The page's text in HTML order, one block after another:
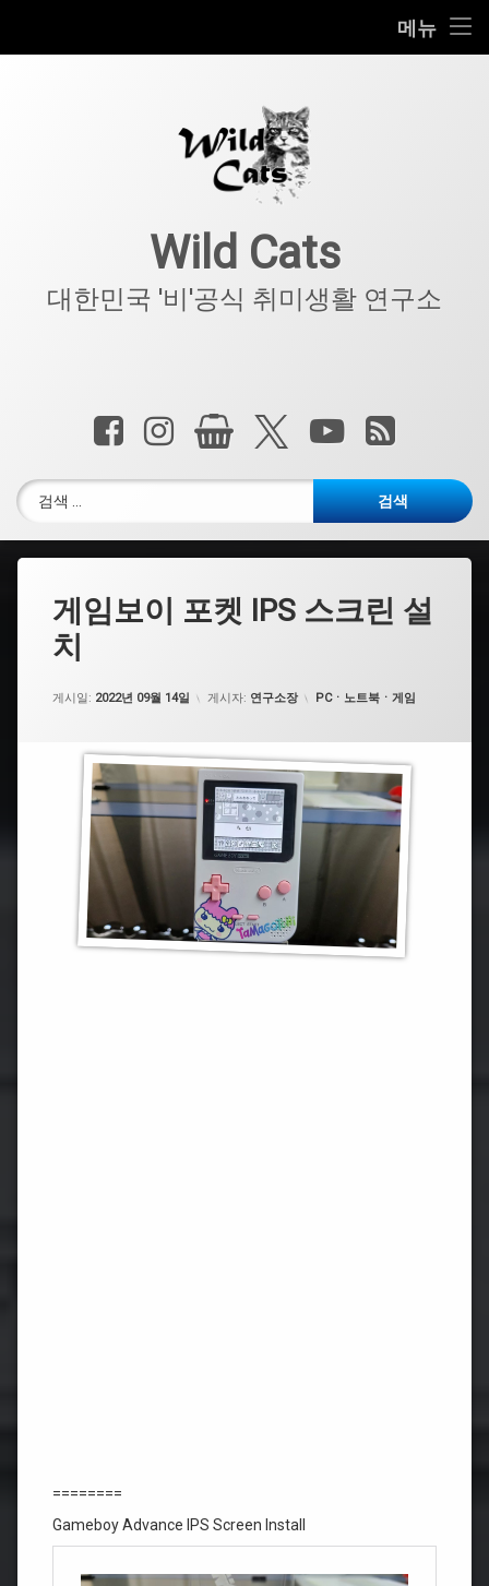
메뉴
반려동물
Wild Cats
대한민국 '비'공식 취미생활 연구소
페이스북인스타그램
상점 X.comYouTube
RSS
게임보이 포켓 IPS 스크린 설
치
게시일: 2022년 09월 14일 게시자: 연구소장 카테고리:
PCㆍ노트북ㆍ게임
========
Gameboy Advance IPS Screen Install